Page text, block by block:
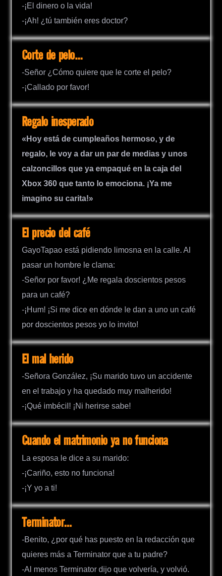
-¡El dinero o la vida!
-¡Ah! ¿tú también eres doctor?
Corte de pelo…
-Señor ¿Cómo quiere que le corte el pelo?
-¡Callado por favor!
Regalo inesperado
«Hoy está de cumpleaños hermoso, y de
regalo, le voy a dar un par de medias y unos
calzoncillos que ya empaqué en la caja del
Xbox 360 que tanto lo emociona. ¡Ya me
imagino su carita!»
El precio del café
GayoTapao está pidiendo limosna en la calle. Al
pasar un hombre le clama:
-Señor por favor! ¿Me regala doscientos pesos
para un café?
-¡Hum! ¡Si me dice en dónde le dan a uno un café
por doscientos pesos yo lo invito!
El mal herido
-Señora González, ¡Su marido tuvo un accidente
en el trabajo y ha quedado muy malherido!
-¡Qué imbécil! ¡Ni herirse sabe!
Cuando el matrimonio ya no funciona
La esposa le dice a su marido:
-¡Cariño, esto no funciona!
-¡Y yo a ti!
Terminator…
-Benito, ¿por qué has puesto en la redacción que
quieres más a Terminator que a tu padre?
-Al menos Terminator dijo que volvería, y volvió.